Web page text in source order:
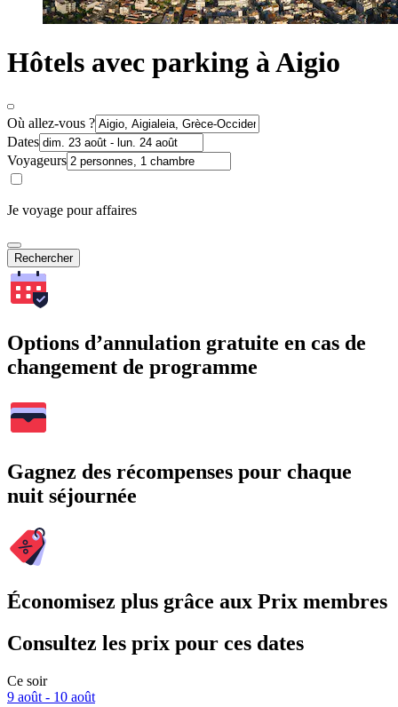
Hôtels avec parking à Aigio
Où allez-vous ?
Dates
Voyageurs
Je voyage pour affaires
Rechercher
Options d’annulation gratuite en cas de
changement de programme
Gagnez des récompenses pour chaque
nuit séjournée
Économisez plus grâce aux Prix membres
Consultez les prix pour ces dates
Ce soir
9 août - 10 août